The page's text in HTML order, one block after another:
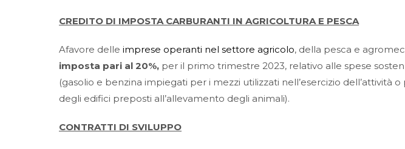
CREDITO DI IMPOSTA CARBURANTI IN AGRICOLTURA E PESCA
Afavore delle imprese operanti nel settore agricolo, della pesca e
imposta pari al 20%, per il primo trimestre 2023, relativo alle spese
(gasolio e benzina impiegati per i mezzi utilizzati nell’esercizio dell’attività
degli edifici preposti all’allevamento degli animali).
CONTRATTI DI SVILUPPO